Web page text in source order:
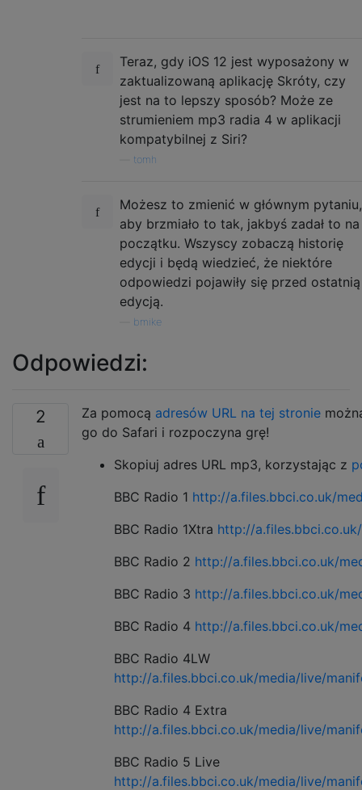
Teraz, gdy iOS 12 jest wyposażony w
zaktualizowaną aplikację Skróty, czy
jest na to lepszy sposób? Może ze
strumieniem mp3 radia 4 w aplikacji
kompatybilnej z Siri?
tomh
Możesz to zmienić w głównym pytaniu,
aby brzmiało to tak, jakbyś zadał to na
początku. Wszyscy zobaczą historię
edycji i będą wiedzieć, że niektóre
odpowiedzi pojawiły się przed ostatnią
edycją.
bmike
Odpowiedzi:
2 Za pomocą adresów URL na tej stronie
go do Safari i rozpoczyna grę!
Skopiuj adres URL mp3, korzystając z
BBC Radio 1 http://a.files.bbci.co.uk/
BBC Radio 1Xtra http://
BBC Radio 2 http://a.files.bbci.co.uk/
BBC Radio 3 http://a.files.bbci.co.uk/
BBC Radio 4 http://a.files.bbci.co.uk/
BBC Radio 4LW
http://a.files.bbci.co.uk/media/live/
BBC Radio 4 Extra
http://a.files.bbci.co.uk/media/live/
BBC Radio 5 Live
http://a.files.bbci.co.uk/media/live/